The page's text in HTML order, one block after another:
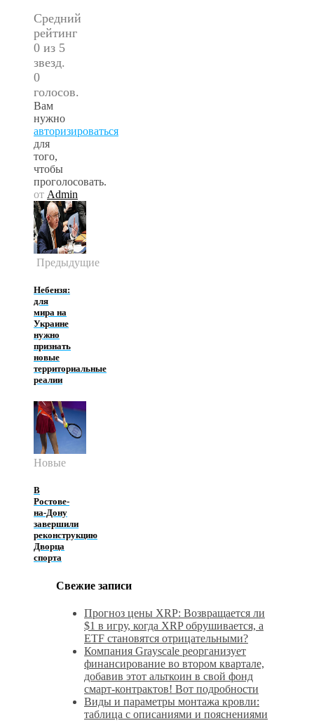
Средний
рейтинг
0 из 5
звезд.
0
голосов.
Вам
нужно
авторизироваться
для
того,
чтобы
проголосовать.
от Admin
Предыдущие
Небензя:
для
мира на
Украине
нужно
признать
новые
территориальные
реалии
Новые
В
Ростове-
на-Дону
завершили
реконструкцию
Дворца
спорта
Свежие записи
Прогноз цены XRP: Возвращается ли
$1 в игру, когда XRP обрушивается, а
ETF становятся отрицательными?
Компания Grayscale реорганизует
финансирование во втором квартале,
добавив этот альткоин в свой фонд
смарт-контрактов! Вот подробности
Виды и параметры монтажа кровли:
таблица с описаниями и пояснениями